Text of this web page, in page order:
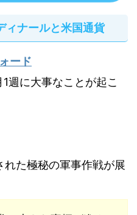
ィナールと米国通貨
ード
週に大事なことが起こ
れた極秘の軍事作戦が展